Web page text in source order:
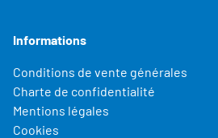
Informations
Conditions de vente générales
Charte de confidentialité
Mentions légales
Cookies